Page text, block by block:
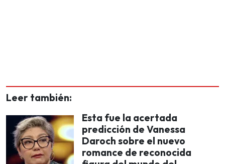
Leer también:
Esta fue la acertada
predicción de Vanessa
Daroch sobre el nuevo
romance de reconocida